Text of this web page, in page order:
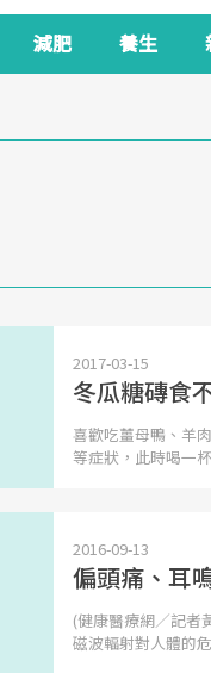
減肥 養生
2017-03-15
冬瓜糖磚食
喜歡吃薑母鴨、羊
等症狀，此時喝一
2016-09-13
偏頭痛、耳
(健康醫療網／記者
磁波輻射對人體的